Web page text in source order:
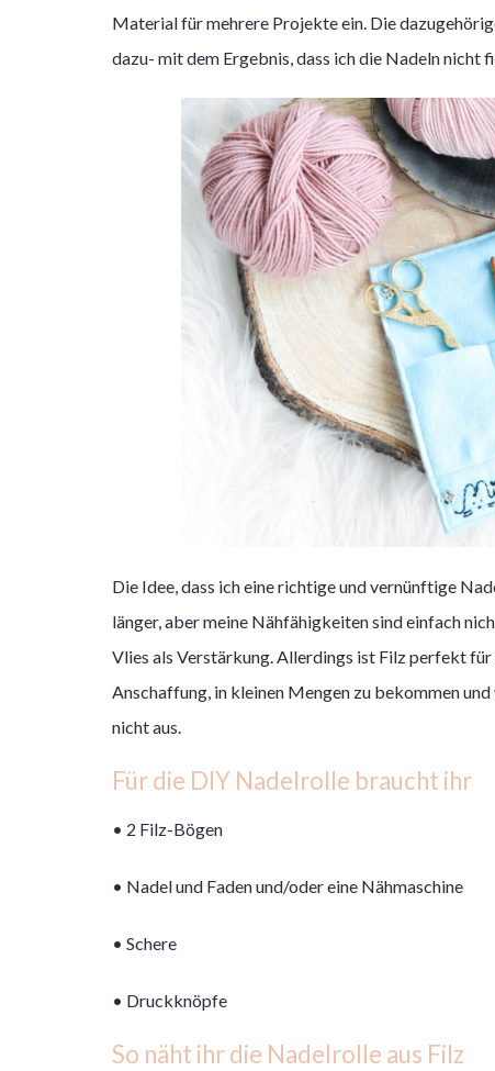
Material für mehrere Projekte ein. Die
dazu- mit dem Ergebnis, dass ich die Nadeln nicht
Die Idee, dass ich eine richtige und vernünftige
länger, aber meine Nähfähigkeiten sind einfach
Vlies als Verstärkung. Allerdings ist Filz perfekt
Anschaffung, in kleinen Mengen zu bekommen
nicht aus.
Für die DIY Nadelrolle braucht ihr
• 2 Filz-Bögen
• Nadel und Faden und/oder eine Nähmaschine
• Schere
• Druckknöpfe
So näht ihr die Nadelrolle aus Filz